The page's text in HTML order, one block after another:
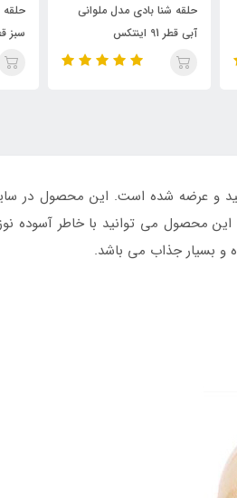
ملوانی
حلقه شنا بادی مدل ملوانی
سبز قطر 91 اینتکس
تولید و عرضه شده است. این محصول
محصول می توانید با خاطر آسوده
و بسیار جذاب می باشد.